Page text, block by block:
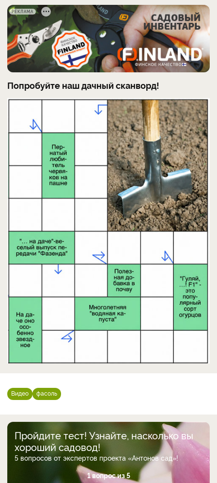
РЕКЛАМА
Попробуйте наш дачный сканворд!
Видео фасоль
Пройдите тест! Узнайте, насколько вы
хороший садовод!
5 вопросов от экспертов проекта «Антонов сад»!
1 вопрос из 5